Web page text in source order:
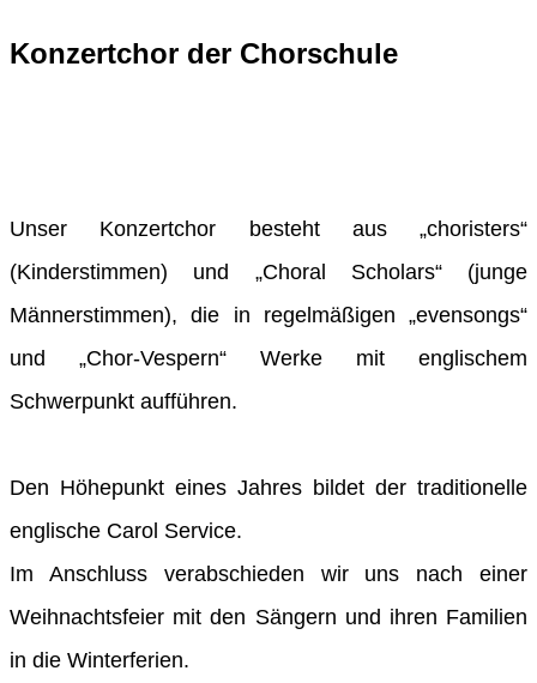
Konzertchor der Chorschule
Unser Konzertchor besteht aus „choristers“
(Kinderstimmen) und „Choral Scholars“ (junge
Männerstimmen), die in regelmäßigen „evensongs“
und „Chor-Vespern“ Werke mit englischem
Schwerpunkt aufführen.
Den Höhepunkt eines Jahres bildet der traditionelle
englische Carol Service.
Im Anschluss verabschieden wir uns nach einer
Weihnachtsfeier mit den Sängern und ihren Familien
in die Winterferien.